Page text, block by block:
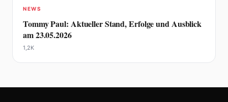
NEWS
Tommy Paul: Aktueller Stand, Erfolge und Ausblick
am 23.05.2026
1,2K